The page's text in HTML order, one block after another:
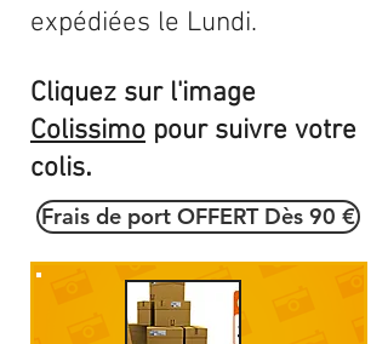
expédiées le Lundi.
Cliquez sur l'image
Colissimo pour suivre votre
colis.
Frais de port OFFERT Dès 90 €